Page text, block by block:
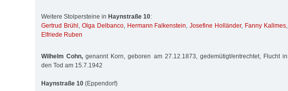
Weitere Stolpersteine in Haynstraße 10:
Gertrud Brühl , Olga Delbanco, Hermann Falkenstein,Josefine Holländer, Fanny Kallmes,
Elfriede Ruben
Wilhelm Cohn, genannt Korn, geboren am 27.12.1873, gedemütigt/entrechtet, Flucht in
den Tod am 15.7.1942
Haynstraße 10 (Eppendorf)